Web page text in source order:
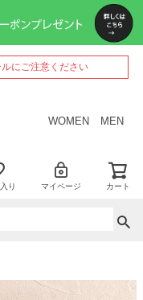
にご注意ください
WOMEN MEN
り マイページ カート
ペー
ジト
ップ
へ